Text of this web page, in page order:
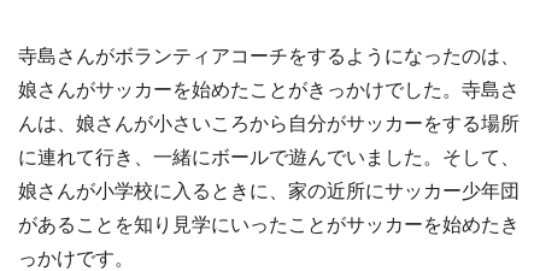
寺島さんがボランティアコーチをするようになったのは、
娘さんがサッカーを始めたことがきっかけでした。寺島さ
んは、娘さんが小さいころから自分がサッカーをする場所
に連れて行き、一緒にボールで遊んでいました。そして、
娘さんが小学校に入るときに、家の近所にサッカー少年団
があることを知り見学にいったことがサッカーを始めたき
っかけです。